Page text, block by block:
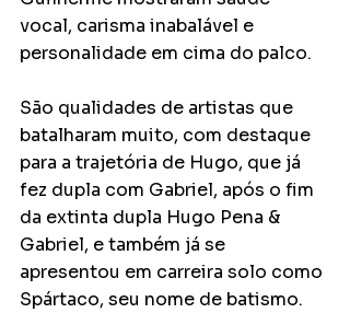
vocal, carisma inabalável e
personalidade em cima do palco.
São qualidades de artistas que
batalharam muito, com destaque
para a trajetória de Hugo, que já
fez dupla com Gabriel, após o fim
da extinta dupla Hugo Pena &
Gabriel, e também já se
apresentou em carreira solo como
Spártaco, seu nome de batismo.